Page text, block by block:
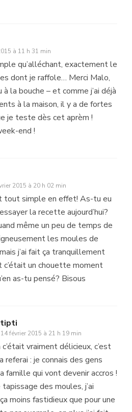
à 11 h 31 min
qu’alléchant, exactement le
dont je raffole… Merci Malo,
à la bouche – et comme j’ai déjà
à la maison, il y a de fortes
je teste dès cet aprèm !
end !
2015 à 20 h 02 min
tout simple en effet! As-tu eu
la recette aujourd’hui?
même un peu de temps de
les moules de
j’ai fait ça tranquillement
c’était un chouette moment
as-tu pensé? Bisous
14 février 2015 à 21 h 19 min
c’était vraiment délicieux, c’est
referai : je connais des gens
famille qui vont devenir accros !
des moules, j’ai
moins fastidieux que pour une